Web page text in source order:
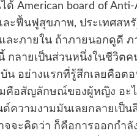
American board of Anti-
ะฟื้นฟูสุขภาพ, ประเทศสหรั
ละภายใน ถ้าภายนอกดูดี
กลายเป็นส่วนหนึ่งในชีวิตค
น อย่างแรกที่รู้สึกเลยคือต
คือสัญลักษณ์ของผู้หญิง อะ
ด์ความงามมันเลยกลายเ
าจจะคิดว่า ก็คือการออกก